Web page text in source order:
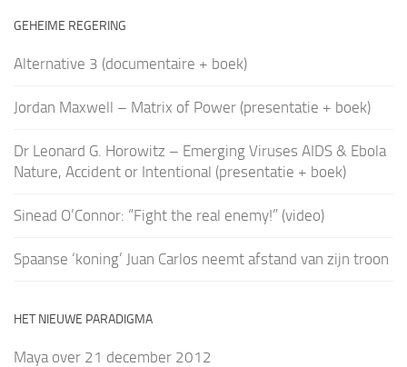
GEHEIME REGERING
Alternative 3 (documentaire + boek)
Jordan Maxwell – Matrix of Power (presentatie + boek)
Dr Leonard G. Horowitz – Emerging Viruses AIDS & Ebola
Nature, Accident or Intentional (presentatie + boek)
Sinead O’Connor: “Fight the real enemy!” (video)
Spaanse ‘koning’ Juan Carlos neemt afstand van zijn troon
HET NIEUWE PARADIGMA
Maya over 21 december 2012